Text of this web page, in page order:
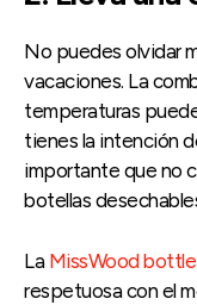
No puedes olvidar
vacaciones. La
temperaturas
tienes la intención
importante que no
botellas
La MissWood bottle
respetuosa con el